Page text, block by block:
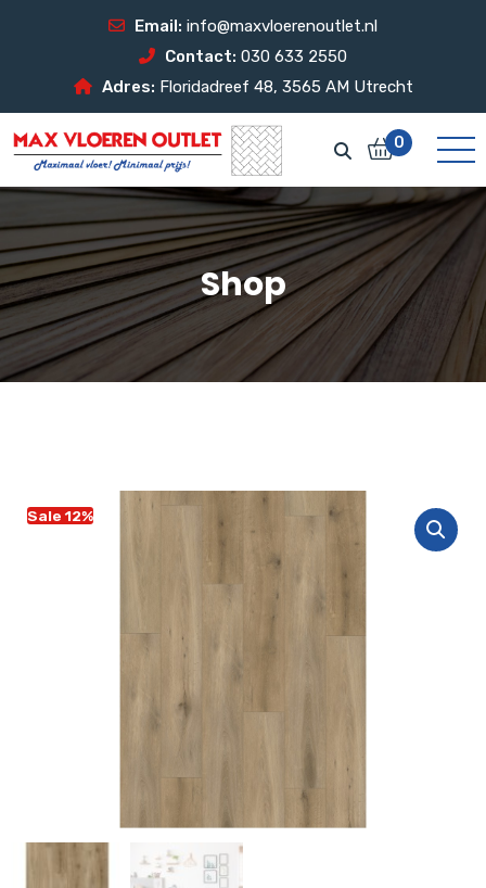
Email: info@maxvloerenoutlet.nl
Contact: 030 633 2550
Adres: Floridadreef 48, 3565 AM Utrecht
0
Shop
Sale 12%